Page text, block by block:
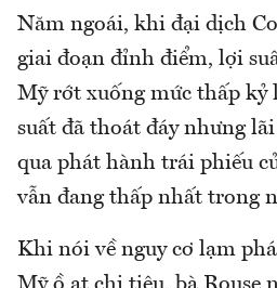
Năm ngoái, khi đại dịch
giai đoạn đỉnh điểm, lợi
Mỹ rớt xuống mức thấp kỷ
suất đã thoát đáy nhưng
qua phát hành trái phiếu
vẫn đang thấp nhất trong
Khi nói về nguy cơ lạm